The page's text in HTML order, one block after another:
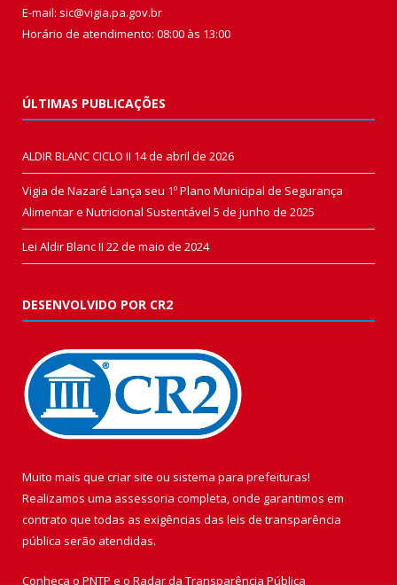
E-mail: sic@vigia.pa.gov.br
Horário de atendimento: 08:00 às 13:00
ÚLTIMAS PUBLICAÇÕES
ALDIR BLANC CICLO II 14 de abril de 2026
Vigia de Nazaré Lança seu 1º Plano Municipal de Segurança
Alimentar e Nutricional Sustentável 5 de junho de 2025
Lei Aldir Blanc II 22 de maio de 2024
DESENVOLVIDO POR CR2
Muito mais que criar site ou sistema para prefeituras!
Realizamos uma assessoria completa, onde garantimos em
contrato que todas as exigências das leis de transparência
pública serão atendidas.
Conheça o PNTP e o Radar da Transparência Pública